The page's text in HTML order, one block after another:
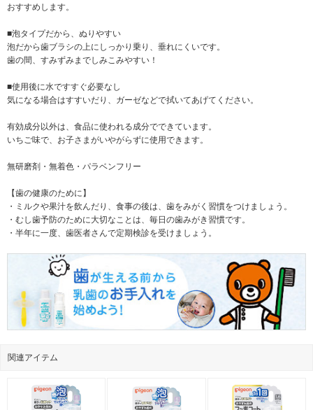
おすすめします。
■泡タイプだから、ぬりやすい
泡だから歯ブラシの上にしっかり乗り、垂れにくいです。
歯の間、すみずみまでしみこみやすい！
■使用後に水ですすぐ必要なし
気になる場合はすすいだり、ガーゼなどで拭いてあげてください。
有効成分以外は、食品に使われる成分でできています。
いちご味で、お子さまがいやがらずに使用できます。
無研磨剤・無着色・パラベンフリー
【歯の健康のために】
・ミルクや果汁を飲んだり、食事の後は、歯をみがく習慣をつけましょう。
・むし歯予防のために大切なことは、毎日の歯みがき習慣です。
・半年に一度、歯医者さんで定期検診を受けましょう。
関連アイテム